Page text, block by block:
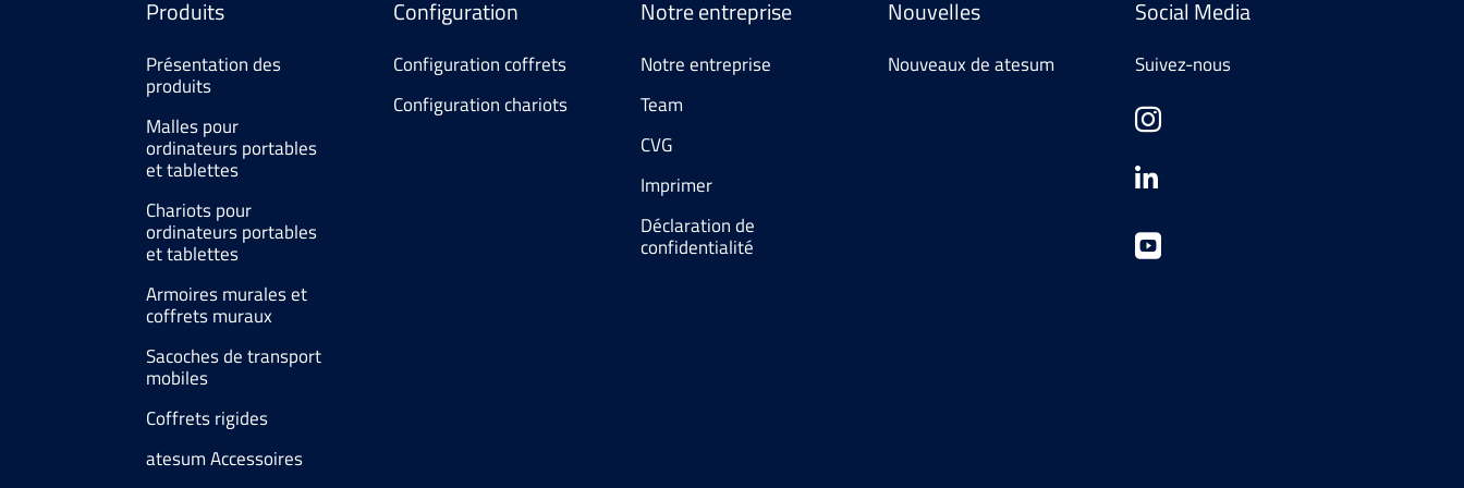
Produits
Présentation des
produits
Malles pour
ordinateurs portables
et tablettes
Chariots pour
ordinateurs portables
et tablettes
Armoires murales et
coffrets muraux
Sacoches de transport
mobiles
Coffrets rigides
atesum Accessoires
Configuration
Configuration coffrets
Configuration chariots
Notre entreprise
Notre entreprise
Team
CVG
Imprimer
Déclaration de
confidentialité
Nouvelles
Nouveaux de atesum
Social Media
Suivez-nous


